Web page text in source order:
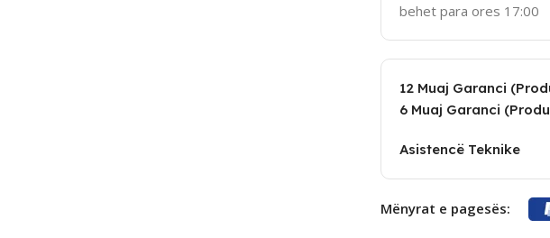
behet para ores 17:00
12 Muaj Garanci
6 Muaj Garanci
Asistencë Teknike
Mënyrat e pagesës: